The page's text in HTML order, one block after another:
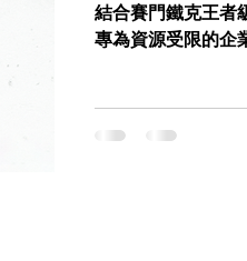
結合賽門鐵克王者
專為資源受限的企